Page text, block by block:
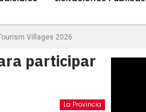
Villages 2026
participar
La Provincia